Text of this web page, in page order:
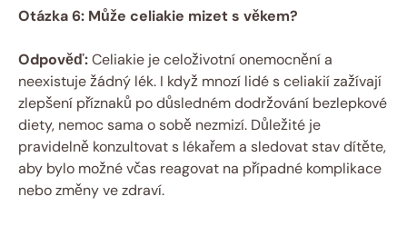
Otázka 6: Může celiakie mizet s věkem?
Odpověď:Celiakie je celoživotní onemocnění a
neexistuje žádný lék. I když mnozí lidé s celiakií zažívají
zlepšení příznaků po důsledném dodržování bezlepkové
diety, nemoc sama o sobě nezmizí. Důležité je
pravidelně konzultovat s lékařem a sledovat stav dítěte,
aby bylo možné včas reagovat na případné komplikace
nebo změny ve zdraví.